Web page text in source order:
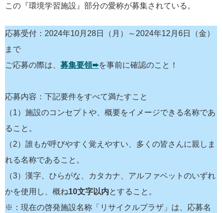
この『環境学習施設』部分の愛称が募集されている。
応募受付：2024年10月28日（月）～2024年12月6日（金）
まで
ご応募の際は、 募集要領➨を事前に確認のこと！
応募内容：下記要件をすべて満たすこと
（1）施設のコンセプトや、概要をイメージできる名称であ
ること。
（2）誰もが呼びやすく覚えやすい、多くの皆さんに親しま
れる名称であること。
（3）漢字、ひらがな、カタカナ、アルファベットのいずれ
かを使用し、概ね10文字以内とすること。
※：現在の啓発施設名称「リサイクルプラザ」は、応募名